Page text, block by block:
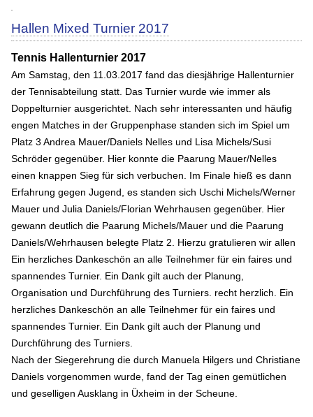
Hallen Mixed Turnier 2017
Tennis Hallenturnier 2017
Am Samstag, den 11.03.2017 fand das diesjährige Hallenturnier
der Tennisabteilung statt. Das Turnier wurde wie immer als
Doppelturnier ausgerichtet. Nach sehr interessanten und häufig
engen Matches in der Gruppenphase standen sich im Spiel um
Platz 3 Andrea Mauer/Daniels Nelles und Lisa Michels/Susi
Schröder gegenüber. Hier konnte die Paarung Mauer/Nelles
einen knappen Sieg für sich verbuchen. Im Finale hieß es dann
Erfahrung gegen Jugend, es standen sich Uschi Michels/Werner
Mauer und Julia Daniels/Florian Wehrhausen gegenüber. Hier
gewann deutlich die Paarung Michels/Mauer und die Paarung
Daniels/Wehrhausen belegte Platz 2. Hierzu gratulieren wir allen
Ein herzliches Dankeschön an alle Teilnehmer für ein faires und
spannendes Turnier. Ein Dank gilt auch der Planung,
Organisation und Durchführung des Turniers. recht herzlich. Ein
herzliches Dankeschön an alle Teilnehmer für ein faires und
spannendes Turnier. Ein Dank gilt auch der Planung und
Durchführung des Turniers.
Nach der Siegerehrung die durch Manuela Hilgers und Christiane
Daniels vorgenommen wurde, fand der Tag einen gemütlichen
und geselligen Ausklang in Üxheim in der Scheune.